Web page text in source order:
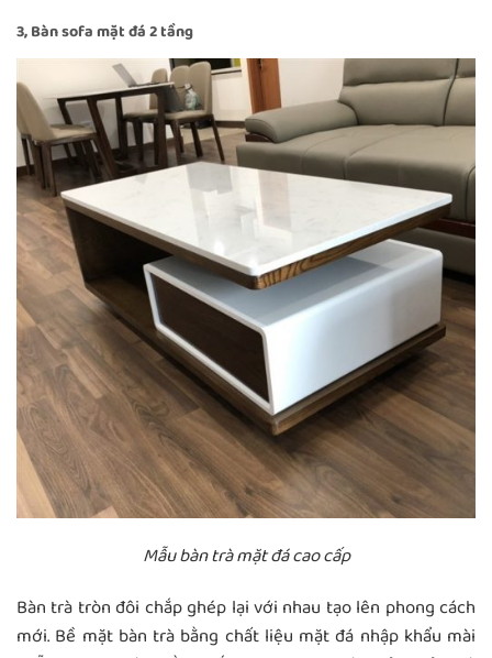
3, Bàn sofa mặt đá 2 tầng
Mẫu bàn trà mặt đá cao cấp
Bàn trà tròn đôi chắp ghép lại với nhau tạo lên phong cách
mới. Bề mặt bàn trà bằng chất liệu mặt đá nhập khẩu mài